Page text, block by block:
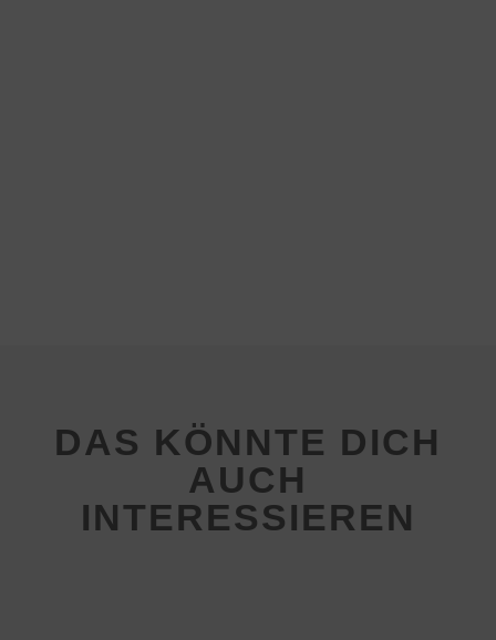
DAS KÖNNTE DICH
AUCH
INTERESSIEREN